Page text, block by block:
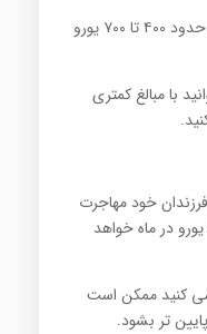
هزینه ی آن در ماه به طور متوسط حدود ۴۰۰ تا ۷۰۰ یورو
با مبالغ کمتری
خود مهاجرت
که هزینه های آپارتمان تا ۱۰۰۰ یورو در ماه خواهد
می کنید ممکن است
تر بشود.